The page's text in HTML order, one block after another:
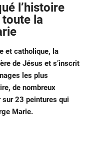
l’histoire
toute la
et catholique, la
de Jésus et s’inscrit
les plus
de nombreux
23 peintures qui
Marie.